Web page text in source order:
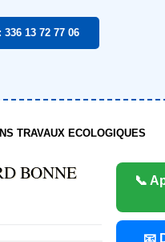
336 13 72 77 06
TRAVAUX ECOLOGIQUES
BONNE
📞
📧